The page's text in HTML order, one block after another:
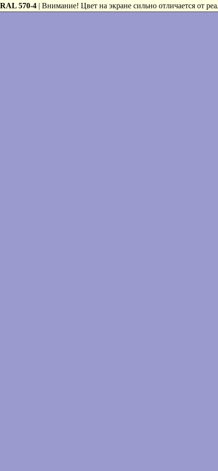
RAL 570-4 | Внимание! Цвет на экране сильно отличается от